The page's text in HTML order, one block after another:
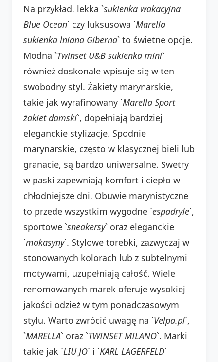
Na przykład, lekka `sukienka wakacyjna
Blue Ocean` czy luksusowa `Marella
sukienka lniana Giberna` to świetne opcje.
Modna `Twinset U&B sukienka mini`
również doskonale wpisuje się w ten
swobodny styl. Żakiety marynarskie,
takie jak wyrafinowany `Marella Sport
żakiet damski`, dopełniają bardziej
eleganckie stylizacje. Spodnie
marynarskie, często w klasycznej bieli lub
granacie, są bardzo uniwersalne. Swetry
w paski zapewniają komfort i ciepło w
chłodniejsze dni. Obuwie marynistyczne
to przede wszystkim wygodne `espadryle`,
sportowe `sneakersy` oraz eleganckie
`mokasyny`. Stylowe torebki, zazwyczaj w
stonowanych kolorach lub z subtelnymi
motywami, uzupełniają całość. Wiele
renomowanych marek oferuje wysokiej
jakości odzież w tym ponadczasowym
stylu. Warto zwrócić uwagę na `Velpa.pl`,
`MARELLA` oraz `TWINSET MILANO`. Marki
takie jak `LIU JO` i `KARL LAGERFELD`